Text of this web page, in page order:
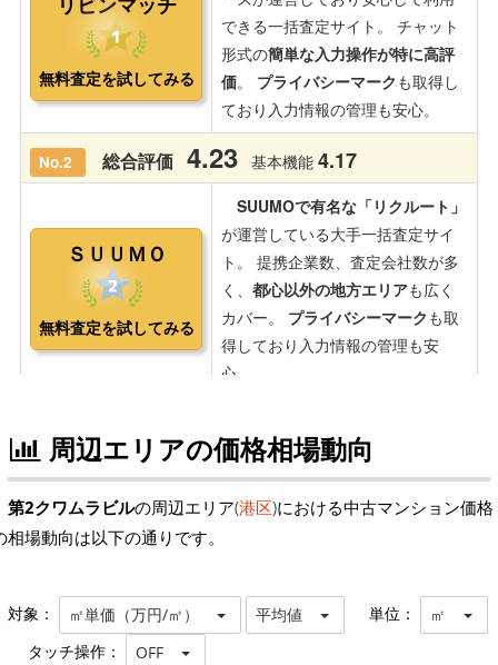
周辺エリアの価格相場動向
第2クワムラビルの周辺エリア(港区)における中古マンション価格
相場動向は以下の通りです。
対象： ㎡単価（万円/㎡） 平均値 単位： ㎡
タッチ操作： OFF